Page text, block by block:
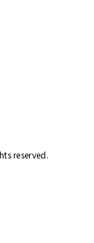
reserved.